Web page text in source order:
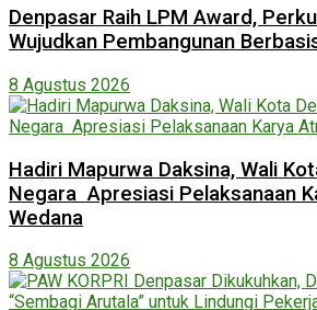
Denpasar Raih LPM Award,
Wujudkan Pembangunan
8 Agustus 2026
Hadiri Mapurwa Daksina, Wali
Negara Apresiasi Pelaksanaan
Wedana
8 Agustus 2026